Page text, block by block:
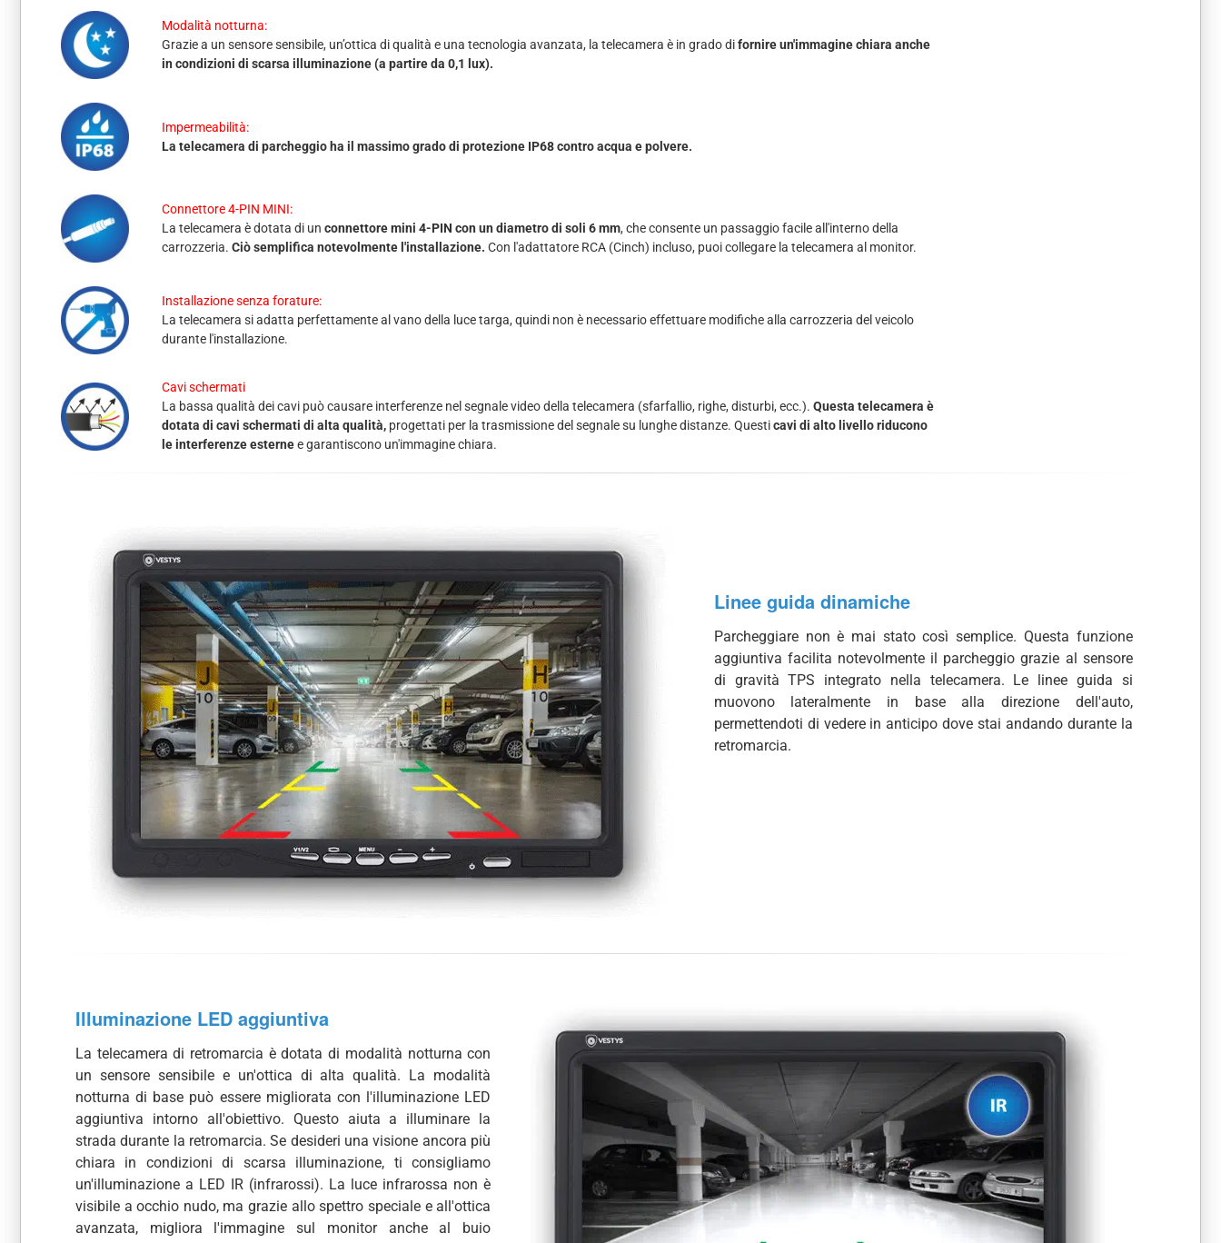
Modalità notturna:
Grazie a un sensore sensibile, un’ottica di qualità e una tecnologia avanzata, la telecamera è in grado difornire un'immagine chiara anche
in condizioni di scarsa illuminazione (a partire da 0,1 lux).
Impermeabilità:
La telecamera di parcheggio ha il massimo grado di protezione IP68 contro acqua e polvere.
Connettore 4-PIN MINI:
La telecamera è dotata di un connettore mini 4-PIN con un diametro di soli 6 mm, che consente un passaggio facile all'interno della
carrozzeria. Ciò semplifica notevolmente l'installazione. Con l'adattatore RCA (Cinch) incluso, puoi collegare la telecamera al monitor.
Installazione senza forature:
La telecamera si adatta perfettamente al vano della luce targa, quindi non è necessario effettuare modifiche alla carrozzeria del veicolo
durante l'installazione.
Cavi schermati
La bassa qualità dei cavi può causare interferenze nel segnale video della telecamera (sfarfallio, righe, disturbi, ecc.). Questa telecamera è
dotata di cavi schermati di alta qualità,progettati per la trasmissione del segnale su lunghe distanze. Questicavi di alto livello riducono
le interferenze esternee garantiscono un'immagine chiara.
Linee guida dinamiche
Parcheggiare non è mai stato così semplice. Questa funzione
aggiuntiva facilita notevolmente il parcheggio grazie al sensore
di gravità TPS integrato nella telecamera. Le linee guida si
muovono lateralmente in base alla direzione dell'auto,
permettendoti di vedere in anticipo dove stai andando durante la
retromarcia.
Illuminazione LED aggiuntiva
La telecamera di retromarcia è dotata di modalità notturna con
un sensore sensibile e un'ottica di alta qualità. La modalità
notturna di base può essere migliorata con l'illuminazione LED
aggiuntiva intorno all'obiettivo. Questo aiuta a illuminare la
strada durante la retromarcia. Se desideri una visione ancora più
chiara in condizioni di scarsa illuminazione, ti consigliamo
un'illuminazione a LED IR (infrarossi). La luce infrarossa non è
visibile a occhio nudo, ma grazie allo spettro speciale e all'ottica
avanzata, migliora l'immagine sul monitor anche al buio